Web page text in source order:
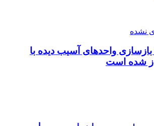
نشده
بازسازی واحدهای آسیب دیده با
شده است